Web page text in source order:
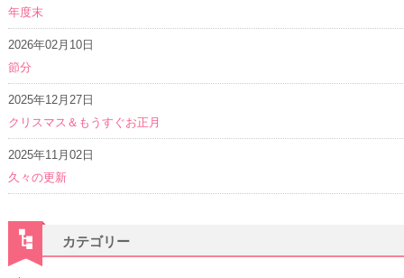
年度末
2026年02月10日
節分
2025年12月27日
クリスマス＆もうすぐお正月
2025年11月02日
久々の更新
カテゴリー